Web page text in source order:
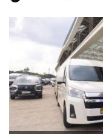
email